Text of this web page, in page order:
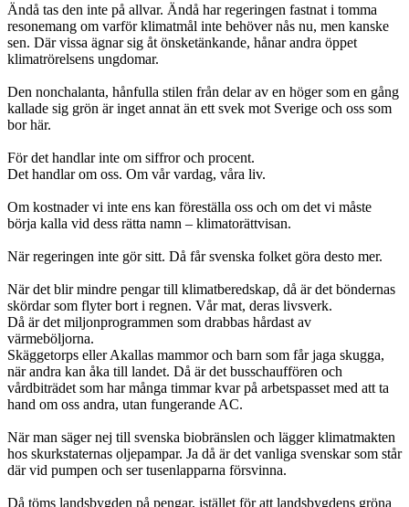
Ändå tas den inte på allvar. Ändå har regeringen fastnat i tomma
resonemang om varför klimatmål inte behöver nås nu, men kanske
sen. Där vissa ägnar sig åt önsketänkande, hånar andra öppet
klimatrörelsens ungdomar.
Den nonchalanta, hånfulla stilen från delar av en höger som en gång
kallade sig grön är inget annat än ett svek mot Sverige och oss som
bor här.
För det handlar inte om siffror och procent.
Det handlar om oss. Om vår vardag, våra liv.
Om kostnader vi inte ens kan föreställa oss och om det vi måste
börja kalla vid dess rätta namn – klimatorättvisan.
När regeringen inte gör sitt. Då får svenska folket göra desto mer.
När det blir mindre pengar till klimatberedskap, då är det böndernas
skördar som flyter bort i regnen. Vår mat, deras livsverk.
Då är det miljonprogrammen som drabbas hårdast av
värmeböljorna.
Skäggetorps eller Akallas mammor och barn som får jaga skugga,
när andra kan åka till landet. Då är det busschauffören och
vårdbiträdet som har många timmar kvar på arbetspasset med att ta
hand om oss andra, utan fungerande AC.
När man säger nej till svenska biobränslen och lägger klimatmakten
hos skurkstaternas oljepampar. Ja då är det vanliga svenskar som står
där vid pumpen och ser tusenlapparna försvinna.
Då töms landsbygden på pengar, istället för att landsbygdens gröna